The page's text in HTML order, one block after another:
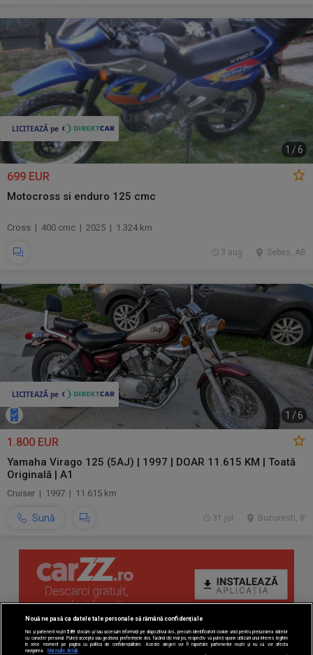
1 /6
699 EUR
Motocross si enduro 125 cmc
Cross | 400 cmc | 2025 | 1.324 km
Sebes, AB
3 aug.
1 /6
1.800 EUR
Yamaha Virago 125 (5AJ) | 1997 | DOAR 11.615 KM | Toată
Originală | A1
Cruiser | 1997 | 11.615 km
Sună Bucuresti, IF
31 jul.
Nouă ne pasă ca datele tale personale să rămână confidențiale
Noi și partenerii noștri 589 stocăm și/sau accesăm informații pe dispozitivul dvs., precum identificatorii cookie unici pentru prelucrarea datelor
cu caracter personal. Puteți accepta sau gestiona preferințele dvs. făcând clic mai jos, respectiv vă puteți opune utilizării unui interes legitim
în orice moment pe pagina cu politica de confidențialitate. Aceste alegeri vor fi raportate partenerilor noștri și nu vă vor afecta
navigarea.
Mai multe detalii